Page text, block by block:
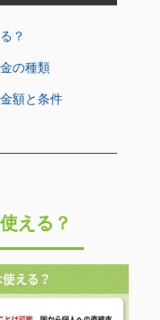
？
の種類
額と条件
える？